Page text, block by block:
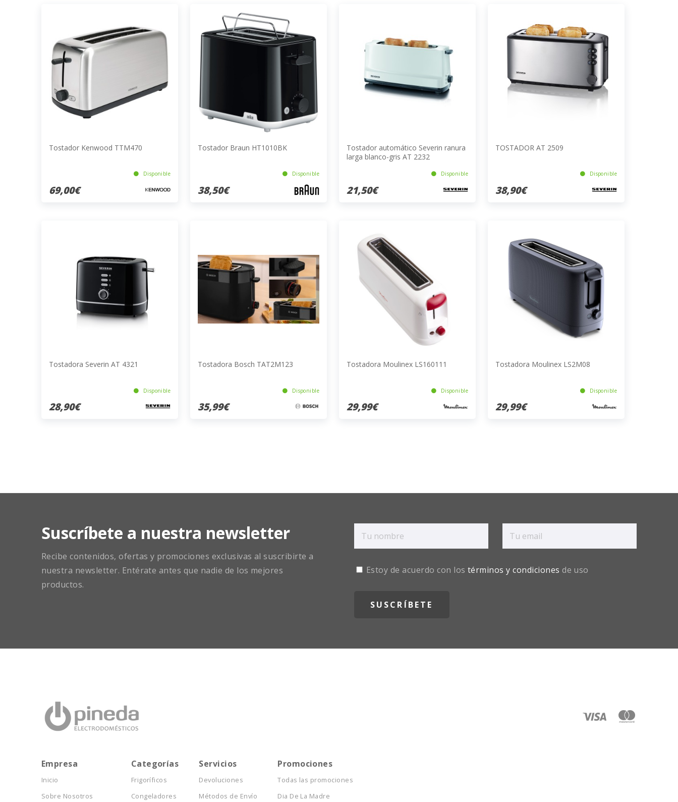
Tostador Kenwood TTM470
Disponible
69,00€
Tostador Braun HT1010BK
Disponible
38,50€
Tostador automático Severin ranura
larga blanco-gris AT 2232
Disponible
21,50€
TOSTADOR AT 2509
Disponible
38,90€
Tostadora Severin AT 4321
Disponible
28,90€
Tostadora Bosch TAT2M123
Disponible
35,99€
Tostadora Moulinex LS160111
Disponible
29,99€
Tostadora Moulinex LS2M08
Disponible
29,99€
Suscríbete a nuestra newsletter
Recibe contenidos, ofertas y promociones exclusivas al suscribirte a
nuestra newsletter. Entérate antes que nadie de los mejores
productos.
Estoy de acuerdo con los términos y condiciones de uso
Empresa
Inicio
Sobre Nosotros
Categorías
Frigoríficos
Congeladores
Servicios
Devoluciones
Métodos de Envío
Promociones
Todas las promociones
Dia De La Madre